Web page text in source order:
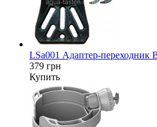
LSa001 Адаптер-переходник
379 грн
Купить